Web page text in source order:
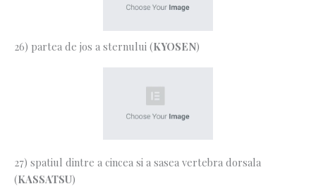
26) partea de jos a sternului (KYOSEN)
27) spatiul dintre a cincea si a sasea vertebra dorsala
(KASSATSU)